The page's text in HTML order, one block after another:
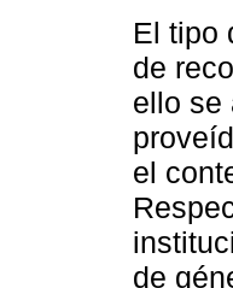
El tipo
de
ello se
el
de